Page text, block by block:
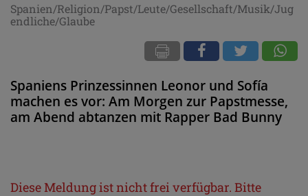
Spanien/Religion/Papst/Leute/Gesellschaft/Musik/Jug
endliche/Glaube
Spaniens Prinzessinnen Leonor und Sofía
machen es vor: Am Morgen zur Papstmesse,
am Abend abtanzen mit Rapper Bad Bunny
Diese Meldung ist nicht frei verfügbar. Bitte